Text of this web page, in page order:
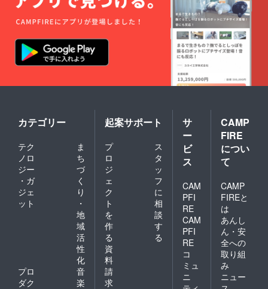
カテゴリー
テク
ノロ
ジー
・ガ
ジェ
ット
ま
ち
づ
く
り
・
地
域
活
性
化
プロ
ダク
音
楽
起案サポート
プ
ロ
ジ
ェ
ク
ト
を
作
る
ス
タ
ッ
フ
に
相
談
す
る
資
料
請
求
サ
ー
ビ
ス
CAM
PFI
RE
CAM
PFI
RE
コ
ミュ
ニ
CAMP
FIRE
につい
て
CAMP
FIREと
は
あんし
ん・安
全への
取り組
み
ニュー